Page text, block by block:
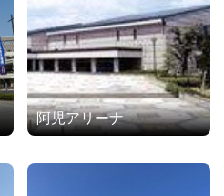
阿児アリーナ